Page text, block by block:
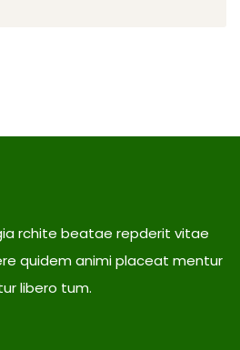
rchite beatae repderit vitae
quidem animi placeat mentur
libero tum.